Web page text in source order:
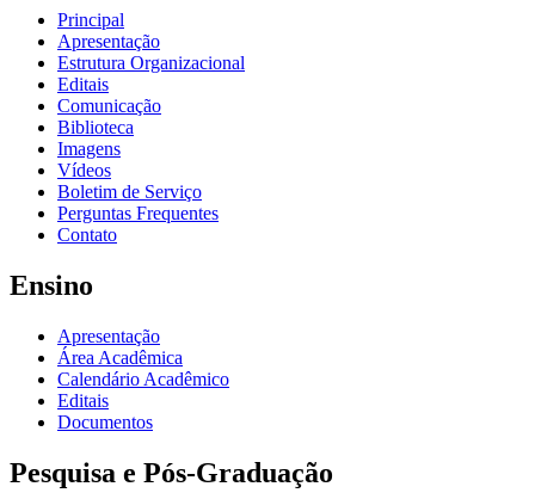
Principal
Apresentação
Estrutura Organizacional
Editais
Comunicação
Biblioteca
Imagens
Vídeos
Boletim de Serviço
Perguntas Frequentes
Contato
Ensino
Apresentação
Área Acadêmica
Calendário Acadêmico
Editais
Documentos
Pesquisa e Pós-Graduação